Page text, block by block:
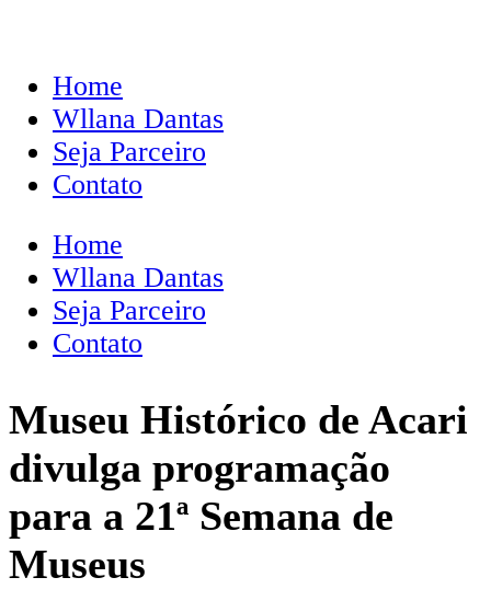
Home
Wllana Dantas
Seja Parceiro
Contato
Home
Wllana Dantas
Seja Parceiro
Contato
Museu Histórico de Acari
divulga programação
para a 21ª Semana de
Museus